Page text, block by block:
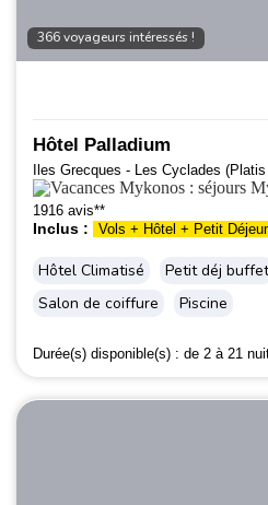
366 voyageurs intéressés !
Hôtel Palladium
Iles Grecques - Les Cyclades
1916 avis**
Inclus : Vols + Hôtel + Petit
Hôtel Climatisé Petit déj buffet
Salon de coiffure
Piscine
Durée(s) disponible(s) : de 2 à 21